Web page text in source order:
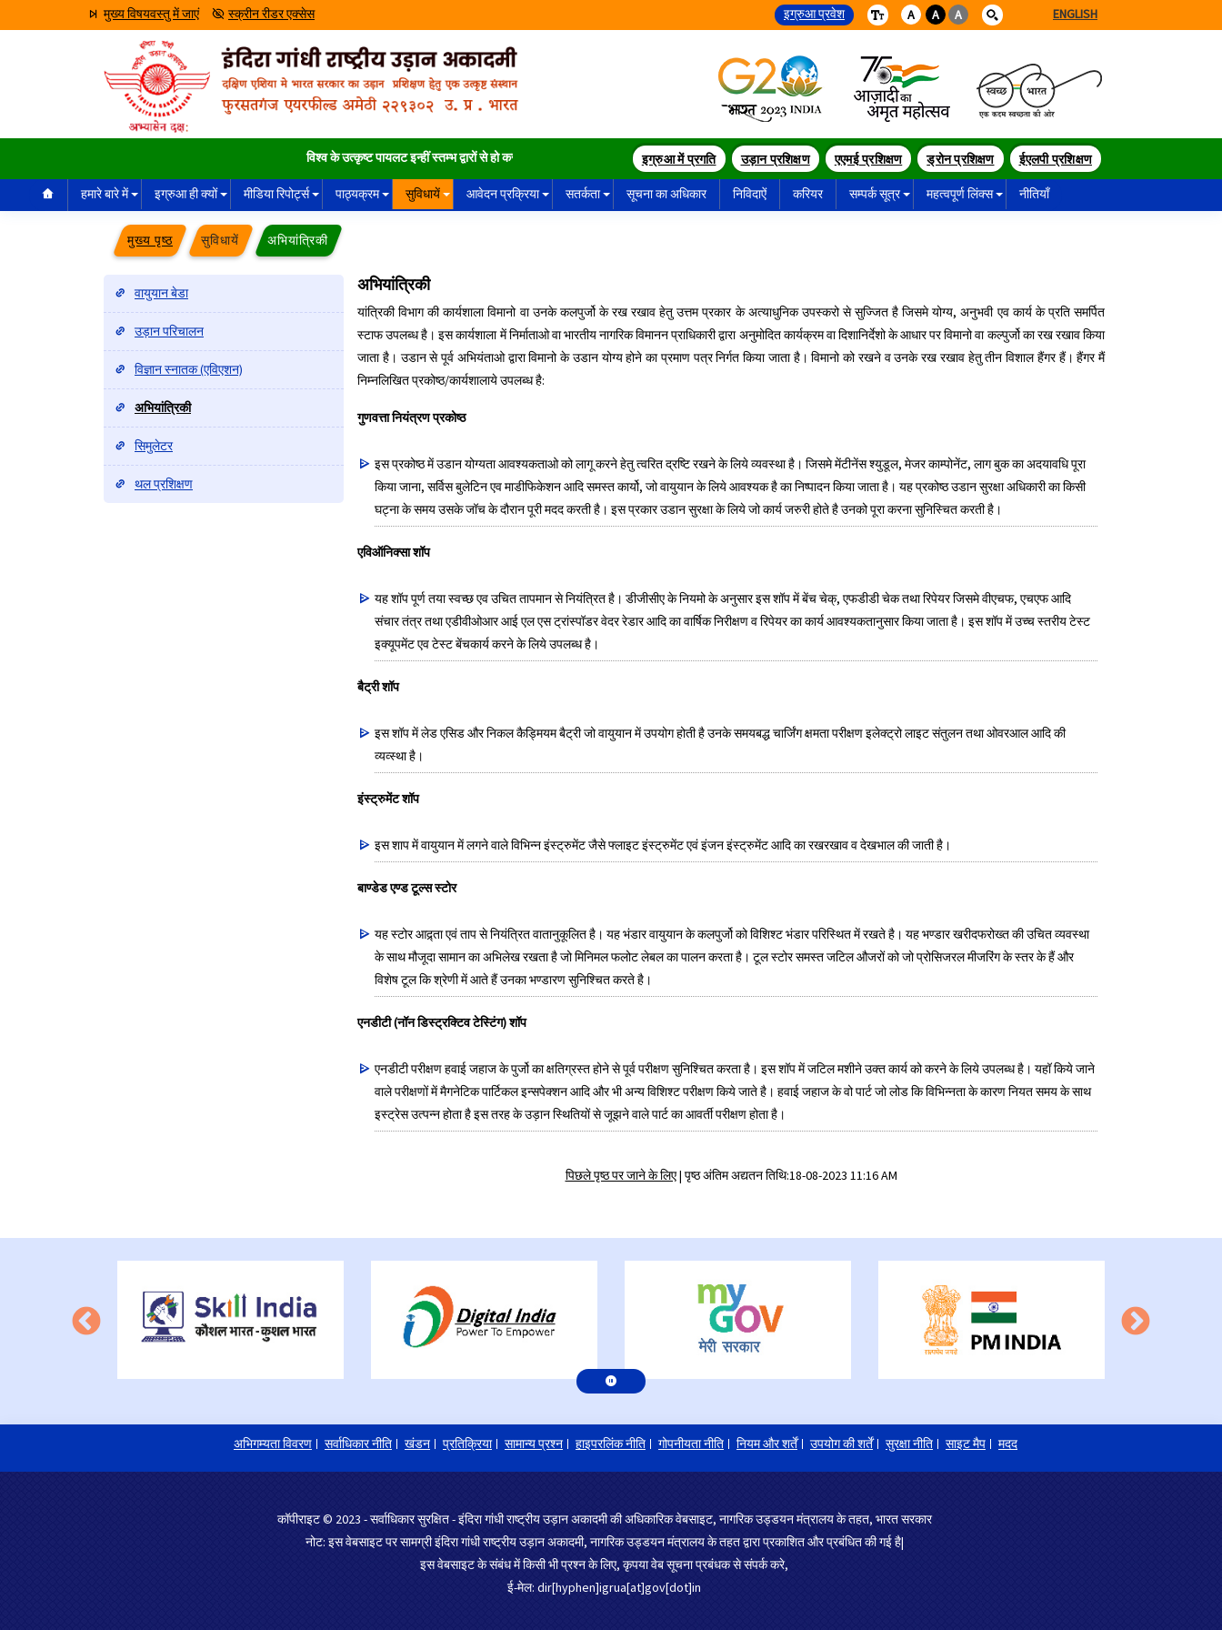
मुख्य विषयवस्तु में जाएं स्क्रीन रीडर एक्सेस इग्रुआ प्रवेश A A A ENGLISH
विश्व के उत्कृष्ट पायलट इन्हीं स्तम्भ द्वारों से हो कर गुज़रते हैं । इग्रुआ में प्रगति उड़ान प्रशिक्षण एएमई प्रशिक्षण ड्रोन प्रशिक्षण ईएलपी प्रशिक्षण
हमारे बारे में इग्रुआ ही क्यों मीडिया रिपोर्ट्स पाठ्यक्रम सुविधायें आवेदन प्रक्रिया सतर्कता सूचना का अधिकार निविदाऐं करियर सम्पर्क सूत्र महत्वपूर्ण लिंक्स नीतियाँ
मुख्य पृष्ठ सुविधायें अभियांत्रिकी
वायुयान बेडा
उड़ान परिचालन
विज्ञान स्नातक (एविएशन)
अभियांत्रिकी
सिमुलेटर
थल प्रशिक्षण
अभियांत्रिकी
यांत्रिकी विभाग की कार्यशाला विमानो वा उनके कलपुर्जो के रख रखाव हेतु उत्तम प्रकार के अत्याधुनिक उपस्करो से सुज्जित है जिसमे योग्य, अनुभवी एव कार्य के प्रति समर्पित
स्टाफ उपलब्ध है। इस कार्यशाला में निर्माताओ वा भारतीय नागरिक विमानन प्राधिकारी द्वारा अनुमोदित कार्यक्रम वा दिशानिर्देशो के आधार पर विमानो वा कल्पुर्जो का रख रखाव किया
जाता है। उडान से पूर्व अभियंताओ द्वारा विमानो के उडान योग्य होने का प्रमाण पत्र निर्गत किया जाता है। विमानो को रखने व उनके रख रखाव हेतु तीन विशाल हैंगर हैं। हैंगर मैं
निम्नलिखित प्रकोष्ठ/कार्यशालाये उपलब्ध है:‌
गुणवत्ता नियंत्रण प्रकोष्ठ
इस प्रकोष्ठ में उडान योग्यता आवश्यकताओ को लागू करने हेतु त्वरित द्रष्टि रखने के लिये व्यवस्था है। जिसमे मेंटीनेंस श्युडूल, मेजर काम्पोनेंट, लाग बुक का अदयावधि पूरा
किया जाना, सर्विस बुलेटिन एव माडीफिकेशन आदि समस्त कार्यो, जो वायुयान के लिये आवश्यक है का निष्पादन किया जाता है। यह प्रकोष्ठ उडान सुरक्षा अधिकारी का किसी
घट्ना के समय उसके जॉच के दौरान पूरी मदद करती है। इस प्रकार उडान सुरक्षा के लिये जो कार्य जरुरी होते है उनको पूरा करना सुनिस्चित करती है।
एविऑनिक्सा शॉप
यह शॉप पूर्ण तया स्वच्छ एव उचित तापमान से नियंत्रित है। डीजीसीए के नियमो के अनुसार इस शॉप में बेंच चेक्, एफडीडी चेक तथा रिपेयर जिसमे वीएचफ, एचएफ आदि
संचार तंत्र तथा एडीवीओआर आई एल एस ट्रांस्पॉडर वेदर रेडार आदि का वार्षिक निरीक्षण व रिपेयर का कार्य आवश्यकतानुसार किया जाता है। इस शॉप में उच्च स्तरीय टेस्ट
इक्यूपमेंट एव टेस्ट बेंचकार्य करने के लिये उपलब्ध है।
बैट्री शॉप
इस शॉप में लेड एसिड और निकल कैड्मियम बैट्री जो वायुयान में उपयोग होती है उनके समयबद्ध चार्जिंग क्षमता परीक्षण इलेक्ट्रो लाइट संतुलन तथा ओवरआल आदि की
व्यव्स्था है।
इंस्ट्रुमेंट शॉप
इस शाप में वायुयान में लगने वाले विभिन्न इंस्ट्रुमेंट जैसे फ्लाइट इंस्ट्रुमेंट एवं इंजन इंस्ट्रुमेंट आदि का रखरखाव व देखभाल की जाती है।
बाण्डेड एण्ड टूल्स स्टोर
यह स्टोर आद्र्ता एवं ताप से नियंत्रित वातानुकूलित है। यह भंडार वायुयान के कलपुर्जो को विशिश्ट भंडार परिस्थित में रखते है। यह भण्डार खरीदफरोख्त की उचित व्यवस्था
के साथ मौजूदा सामान का अभिलेख रखता है जो मिनिमल फलोट लेबल का पालन करता है। टूल स्टोर समस्त जटिल औजरों को जो प्रोसिजरल मीजरिंग के स्तर के हैं और
विशेष टूल कि श्रेणी में आते हैं उनका भण्डारण सुनिश्चित करते है।
एनडीटी (नॉन डिस्ट्रक्टिव टेस्टिंग) शॉप
एनडीटी परीक्षण हवाई जहाज के पुर्जो का क्षतिग्रस्त होने से पूर्व परीक्षण सुनिश्चित करता है। इस शॉप में जटिल मशीने उक्त कार्य को करने के लिये उपलब्ध है। यहॉ किये जाने
वाले परीक्षणों में मैगनेटिक पार्टिकल इन्सपेक्शन आदि और भी अन्य विशिश्ट परीक्षण किये जाते है। हवाई जहाज के वो पार्ट जो लोड कि विभिन्नता के कारण नियत समय के साथ
इस्ट्रेस उत्पन्न होता है इस तरह के उड़ान स्थितियों से जूझने वाले पार्ट का आवर्ती परीक्षण होता है।
पिछले पृष्ठ पर जाने के लिए| पृष्ठ अंतिम अद्यतन तिथि:18-08-2023 11:16 AM
अभिगम्यता विवरण सर्वाधिकार नीति खंडन प्रतिक्रिया सामान्य प्रश्न हाइपरलिंक नीति गोपनीयता नीति नियम और शर्तें उपयोग की शर्तें सुरक्षा नीति साइट मैप मदद
कॉपीराइट © 2023 - सर्वाधिकार सुरक्षित - इंदिरा गांधी राष्ट्रीय उड़ान अकादमी की अधिकारिक वेबसाइट, नागरिक उड्डयन मंत्रालय के तहत, भारत सरकार
नोट: इस वेबसाइट पर सामग्री इंदिरा गांधी राष्ट्रीय उड़ान अकादमी, नागरिक उड्डयन मंत्रालय के तहत द्वारा प्रकाशित और प्रबंधित की गई है|
इस वेबसाइट के संबंध में किसी भी प्रश्न के लिए, कृपया वेब सूचना प्रबंधक से संपर्क करे,
ई-मेल: dir[hyphen]igrua[at]gov[dot]in